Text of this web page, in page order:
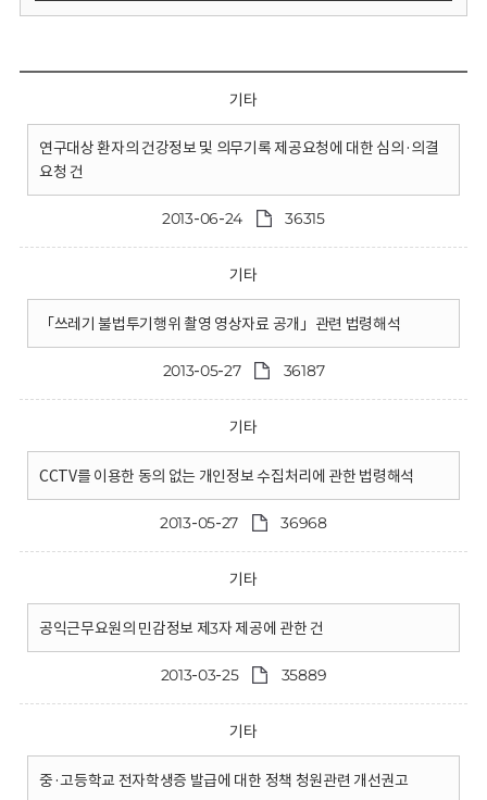
기타
연구대상 환자의 건강정보 및 의무기록 제공요청에 대한 심의·의결
요청 건
2013-06-24 36315
기타
「쓰레기 불법투기행위 촬영 영상자료 공개」관련 법령해석
2013-05-27 36187
기타
CCTV를 이용한 동의 없는 개인정보 수집처리에 관한 법령해석
2013-05-27 36968
기타
공익근무요원의 민감정보 제3자 제공에 관한 건
2013-03-25 35889
기타
중·고등학교 전자학생증 발급에 대한 정책 청원관련 개선권고